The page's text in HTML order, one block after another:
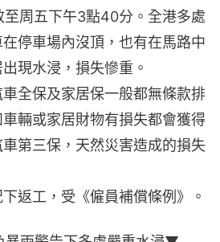
至周五下午3點40分。全港多處
停車場內沒頂，也有在馬路中
現水浸，損失慘重。
全保及家居保一般都無條款排
輛或家居財物有損失都會獲得
第三保，天然災害造成的損失
返工，受《僱員補償條例》。